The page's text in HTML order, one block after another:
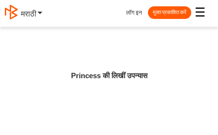
मराठी ☰
लॉग इन मुक्त प्रकाशित करें
Princess की लिखीं उपन्यास